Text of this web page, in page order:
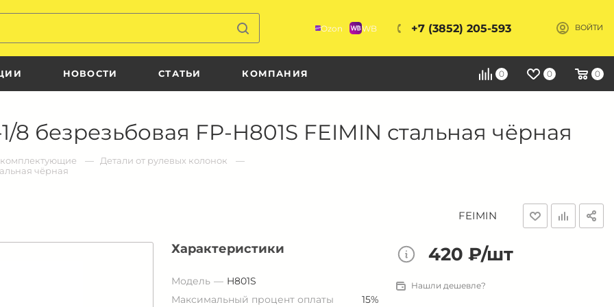
Ozon WB +7 (3852) 205-593 ВОЙТИ
НОВОСТИ СТАТЬИ КОМПАНИЯ 0 0 0
8 безрезьбовая FP-H801S FEIMIN стальная чёрная
Детали от рулевых колонок
чёрная
FEIMIN
Характеристики
Модель
H801S
Максимальный процент оплаты
15%
420 ₽/шт
Нашли дешевле?